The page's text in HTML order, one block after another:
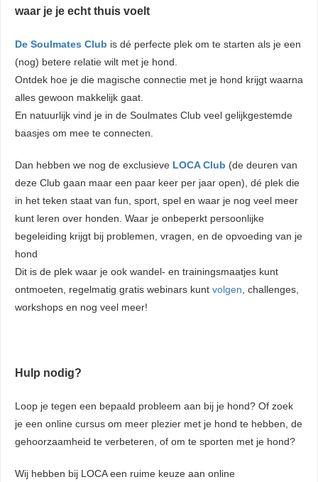
waar je je echt thuis voelt
De Soulmates Club is dé perfecte plek om te starten als je een
(nog) betere relatie wilt met je hond.
Ontdek hoe je die magische connectie met je hond krijgt waarna
alles gewoon makkelijk gaat.
En natuurlijk vind je in de Soulmates Club veel gelijkgestemde
baasjes om mee te connecten.
Dan hebben we nog de exclusieve LOCA Club (de deuren van
deze Club gaan maar een paar keer per jaar open), dé plek die
in het teken staat van fun, sport, spel en waar je nog veel meer
kunt leren over honden. Waar je onbeperkt persoonlijke
begeleiding krijgt bij problemen, vragen, en de opvoeding van je
hond
Dit is de plek waar je ook wandel- en trainingsmaatjes kunt
ontmoeten, regelmatig gratis webinars kunt volgen , challenges,
workshops en nog veel meer!
Hulp nodig?
Loop je tegen een bepaald probleem aan bij je hond? Of zoek
je een online cursus om meer plezier met je hond te hebben, de
gehoorzaamheid te verbeteren, of om te sporten met je hond?
Wij hebben bij LOCA een ruime keuze aan online